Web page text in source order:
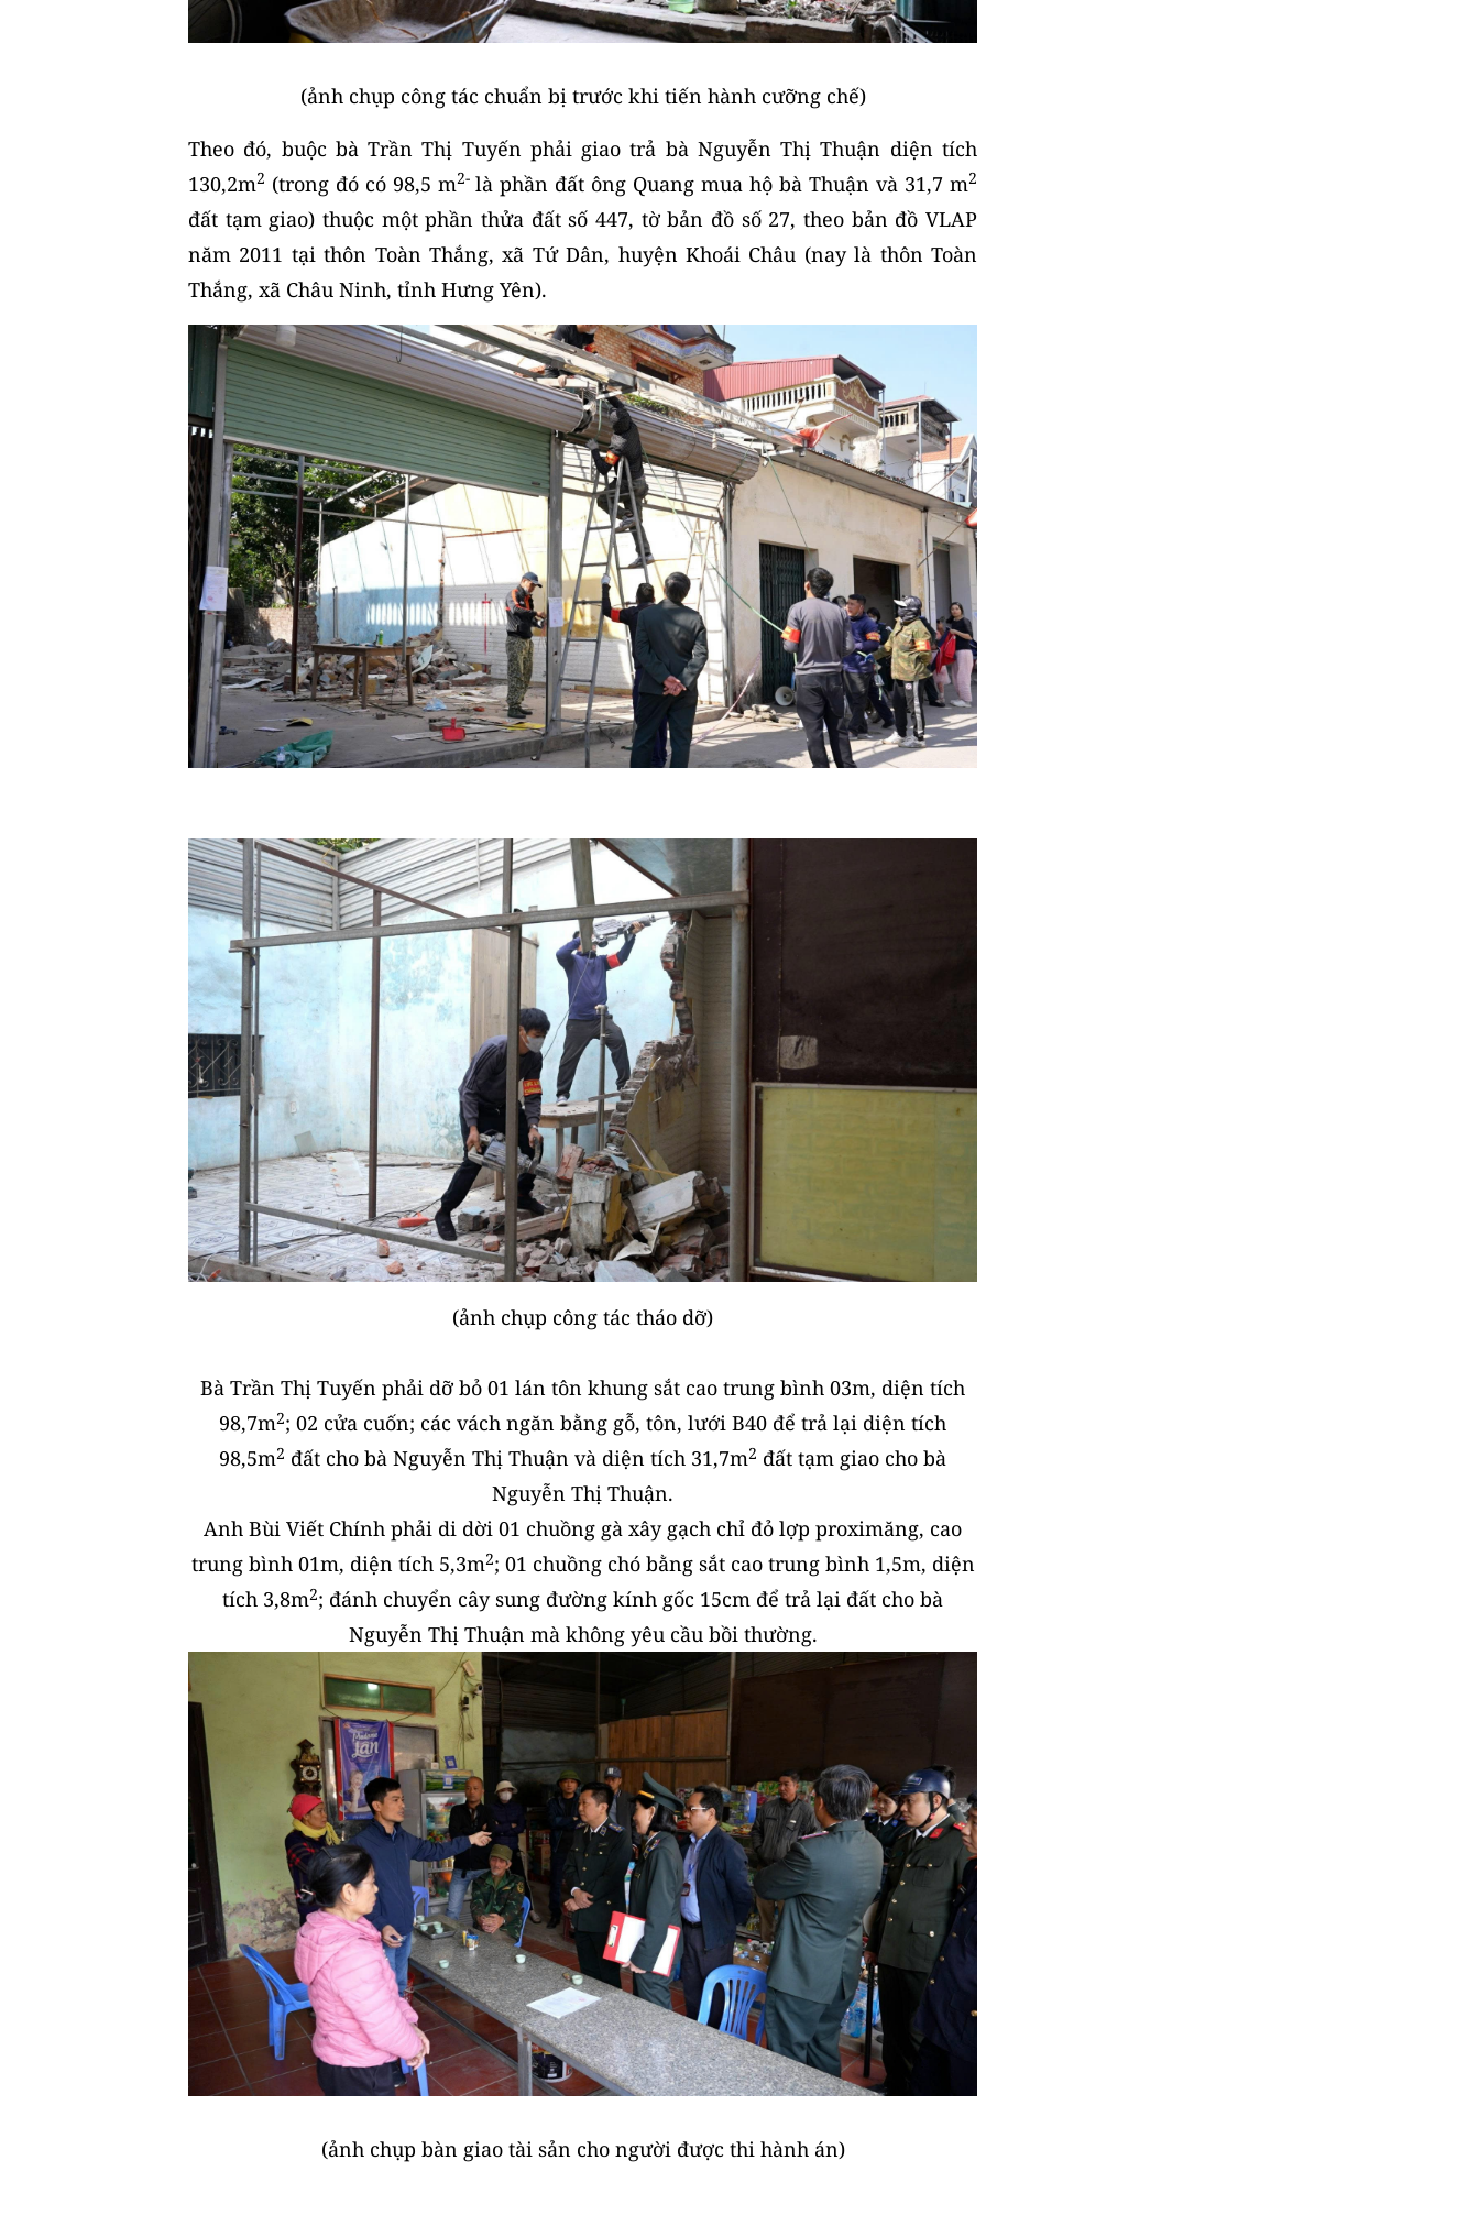
(ảnh chụp công tác chuẩn bị trước khi tiến hành cưỡng chế)
Theo đó, buộc bà Trần Thị Tuyến phải giao trả bà Nguyễn Thị Thuận diện tích
130,2m2 (trong đó có 98,5 m2‑ là phần đất ông Quang mua hộ bà Thuận và 31,7 m2
đất tạm giao) thuộc một phần thửa đất số 447, tờ bản đồ số 27, theo bản đồ VLAP
năm 2011 tại thôn Toàn Thắng, xã Tứ Dân, huyện Khoái Châu (nay là thôn Toàn
Thắng, xã Châu Ninh, tỉnh Hưng Yên).
(ảnh chụp công tác tháo dỡ)
Bà Trần Thị Tuyến phải dỡ bỏ 01 lán tôn khung sắt cao trung bình 03m, diện tích
98,7m2; 02 cửa cuốn; các vách ngăn bằng gỗ, tôn, lưới B40 để trả lại diện tích
98,5m2 đất cho bà Nguyễn Thị Thuận và diện tích 31,7m2 đất tạm giao cho bà
Nguyễn Thị Thuận.
Anh Bùi Viết Chính phải di dời 01 chuồng gà xây gạch chỉ đỏ lợp proximăng, cao
trung bình 01m, diện tích 5,3m2; 01 chuồng chó bằng sắt cao trung bình 1,5m, diện
tích 3,8m2; đánh chuyển cây sung đường kính gốc 15cm để trả lại đất cho bà
Nguyễn Thị Thuận mà không yêu cầu bồi thường.
(ảnh chụp bàn giao tài sản cho người được thi hành án)